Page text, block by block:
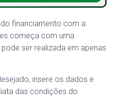
financiamento com a
começa com uma
pode ser realizada em apenas
insere os dados e
das condições do